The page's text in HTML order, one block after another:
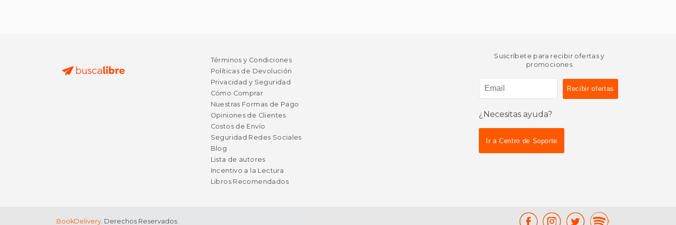
Términos y Condiciones
Políticas de Devolución
Privacidad y Seguridad
Cómo Comprar
Nuestras Formas de Pago
Opiniones de Clientes
Costos de Envío
Seguridad Redes Sociales
Blog
Lista de autores
Incentivo a la Lectura
Libros Recomendados
Suscríbete para recibir ofertas y
promociones
¿Necesitas ayuda?
Ir a Centro de Soporte
BookDelivery . Derechos Reservados.